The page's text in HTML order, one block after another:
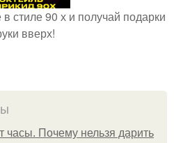
стиле 90 х и получай подарки
вверх!
часы. Почему нельзя дарить